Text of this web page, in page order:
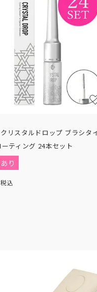
クリスタルドロップ ブラシタ
ティング 24本セット
り
税込